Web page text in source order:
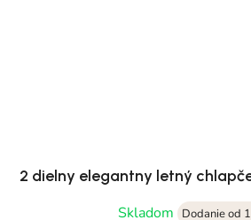
2 dielny elegantny letný
Skladom
Dodanie od